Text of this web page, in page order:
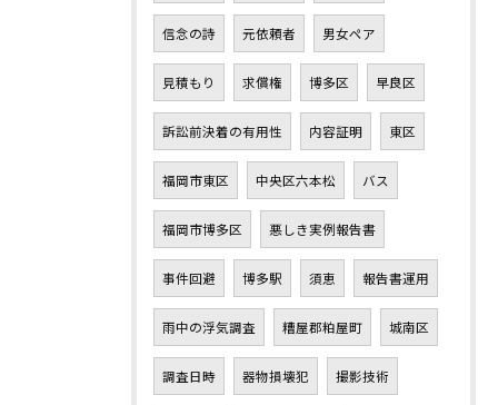
信念の詩 元依頼者 男女ペア
見積もり 求償権 博多区 早良区
訴訟前決着の有用性 内容証明 東区
福岡市東区 中央区六本松 バス
福岡市博多区 悪しき実例報告書
事件回避 博多駅 須恵 報告書運用
雨中の浮気調査 糟屋郡粕屋町 城南区
調査日時 器物損壊犯 撮影技術